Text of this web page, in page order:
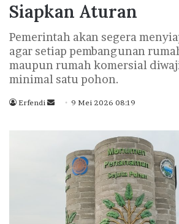
Siapkan Aturan
Pemerintah akan segera
agar setiap pembangunan
maupun rumah komersial
minimal satu pohon.
Erfendi
n
9 Mei 2026 08:19